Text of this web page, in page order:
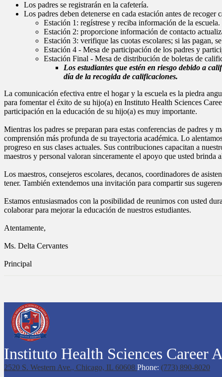
Los padres se registrarán en la cafetería.
Los padres deben detenerse en cada estación antes de recoger
Estación 1: regístrese y reciba información de la escuela.
Estación 2: proporcione información de contacto
Estación 3: verifique las cuotas escolares; si las pagan,
Estación 4 - Mesa de participación de los padres y
Estación Final - Mesa de distribución de boletas de
Los estudiantes que estén en riesgo debido a
día de la recogida de calificaciones.
La comunicación efectiva entre el hogar y la escuela es la piedra
para fomentar el éxito de su hijo(a) en Instituto Health Sciences
participación en la educación de su hijo(a) es muy importante.
Mientras los padres se preparan para estas conferencias de padres y
comprensión más profunda de su trayectoria académica. Lo
progreso en sus clases actuales. Sus contribuciones capacitan a
maestros y personal valoran sinceramente el apoyo que usted brinda
Los maestros, consejeros escolares, decanos, coordinadores de
tener. También extendemos una invitación para compartir sus
Estamos entusiasmados con la posibilidad de reunirnos con usted
colaborar para mejorar la educación de nuestros estudiantes.
Atentamente,
Ms. Delta Cervantes
Principal
Instituto Health Sciences Career
2520 S. Western Ave., Chicago, IL 60608 Phone: (773) 890-8020